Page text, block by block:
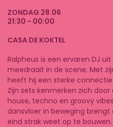
ZONDAG 28.06
21:30 - 00:00
CASA DE KOKTEL
Ralpheus is een ervaren DJ
meedraait in de scene. Met
heeft hij een sterke
Zijn sets kenmerken zich
house, techno en groovy
dansvloer in beweging
eind strak weet op te bouwen.